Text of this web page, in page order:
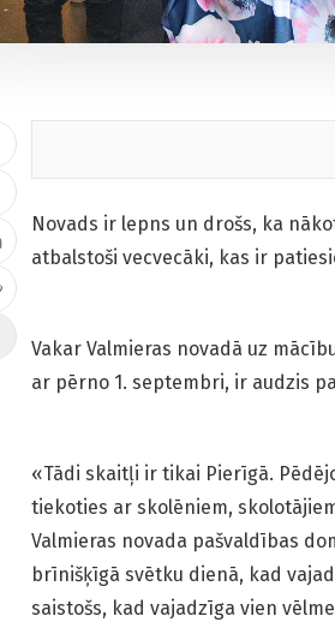
Novads ir lepns un drošs, ka
atbalstoši vecvecāki, kas ir
Vakar Valmieras novadā uz
ar pērno 1. septembri, ir audzis
«Tādi skaitļi ir tikai Pierīgā.
tiekoties ar skolēniem,
Valmieras novada pašvaldības
brīnišķīgā svētku dienā, kad
saistošs, kad vajadzīga vien